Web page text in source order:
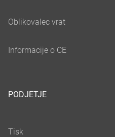
PODJETJE